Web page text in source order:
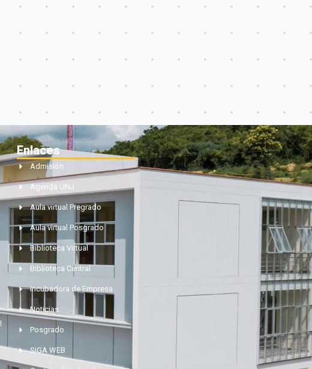
Enlaces
Admisión
Agenda UNJ
Aula virtual Pregrado
Aula virtual Posgrado
Biblioteca Virtual
Biblioteca Central
Incubadora de Empresa
Noticias
Posgrado
SIGA WEB